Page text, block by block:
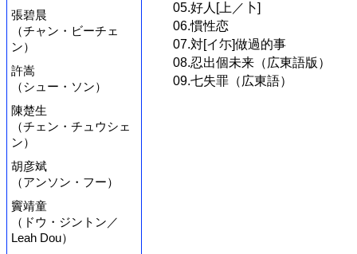
張碧晨
（チャン・ビーチェ
ン）
許嵩
（シュー・ソン）
陳楚生
（チェン・チュウシェ
ン）
胡彦斌
（アンソン・フー）
竇靖童
（ドウ・ジントン／
Leah Dou）
05.好人[上／卜]
06.慣性恋
07.対[イ尓]做過的事
08.忍出個未来（広東語版）
09.七失罪（広東語）